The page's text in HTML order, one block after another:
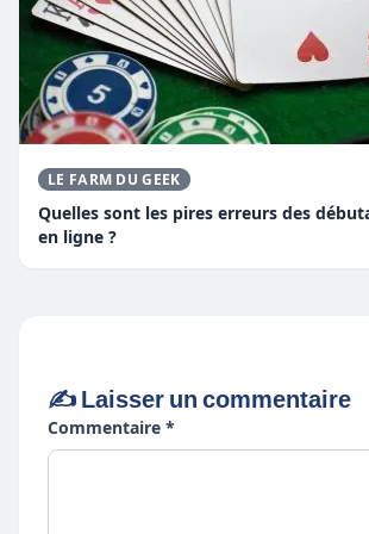
LE FARM DU GEEK
Quelles sont les pires erreurs des
en ligne ?
✍️ Laisser un commentaire
Commentaire *